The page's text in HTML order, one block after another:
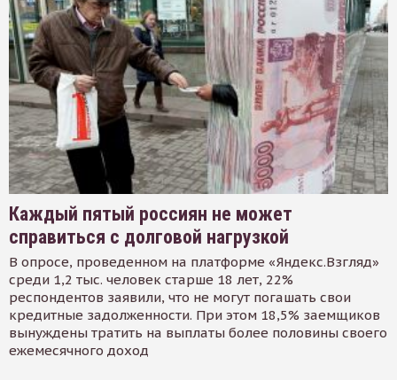
Каждый пятый россиян не может
справиться с долговой нагрузкой
В опросе, проведенном на платформе «Яндекс.Взгляд»
среди 1,2 тыс. человек старше 18 лет, 22%
респондентов заявили, что не могут погашать свои
кредитные задолженности. При этом 18,5% заемщиков
вынуждены тратить на выплаты более половины своего
ежемесячного доход